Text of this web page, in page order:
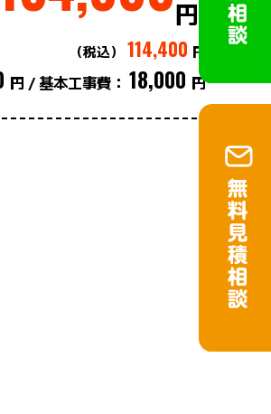
円
（税込） 114,400 円
円 /基本工事費： 18,000 円